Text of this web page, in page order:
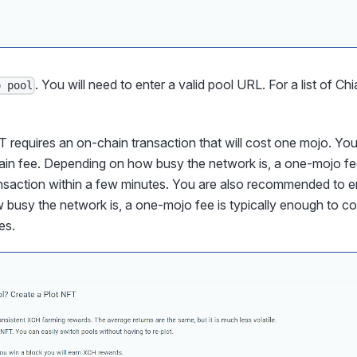
pool . You will need to enter a valid pool URL. For a list of
requires an on-chain transaction that will cost one mojo.
fee. Depending on how busy the network is, a one-mojo
within a few minutes. You are also recommended to
busy the network is, a one-mojo fee is typically enough to